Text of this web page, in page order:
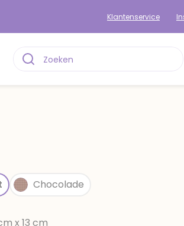
Klantenservice
Chocolade
x 13 cm